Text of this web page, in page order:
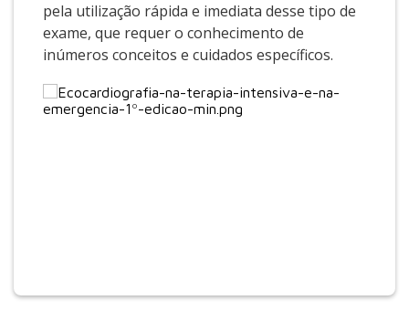
pela utilização rápida e imediata desse tipo de
exame, que requer o conhecimento de
inúmeros conceitos e cuidados específicos.